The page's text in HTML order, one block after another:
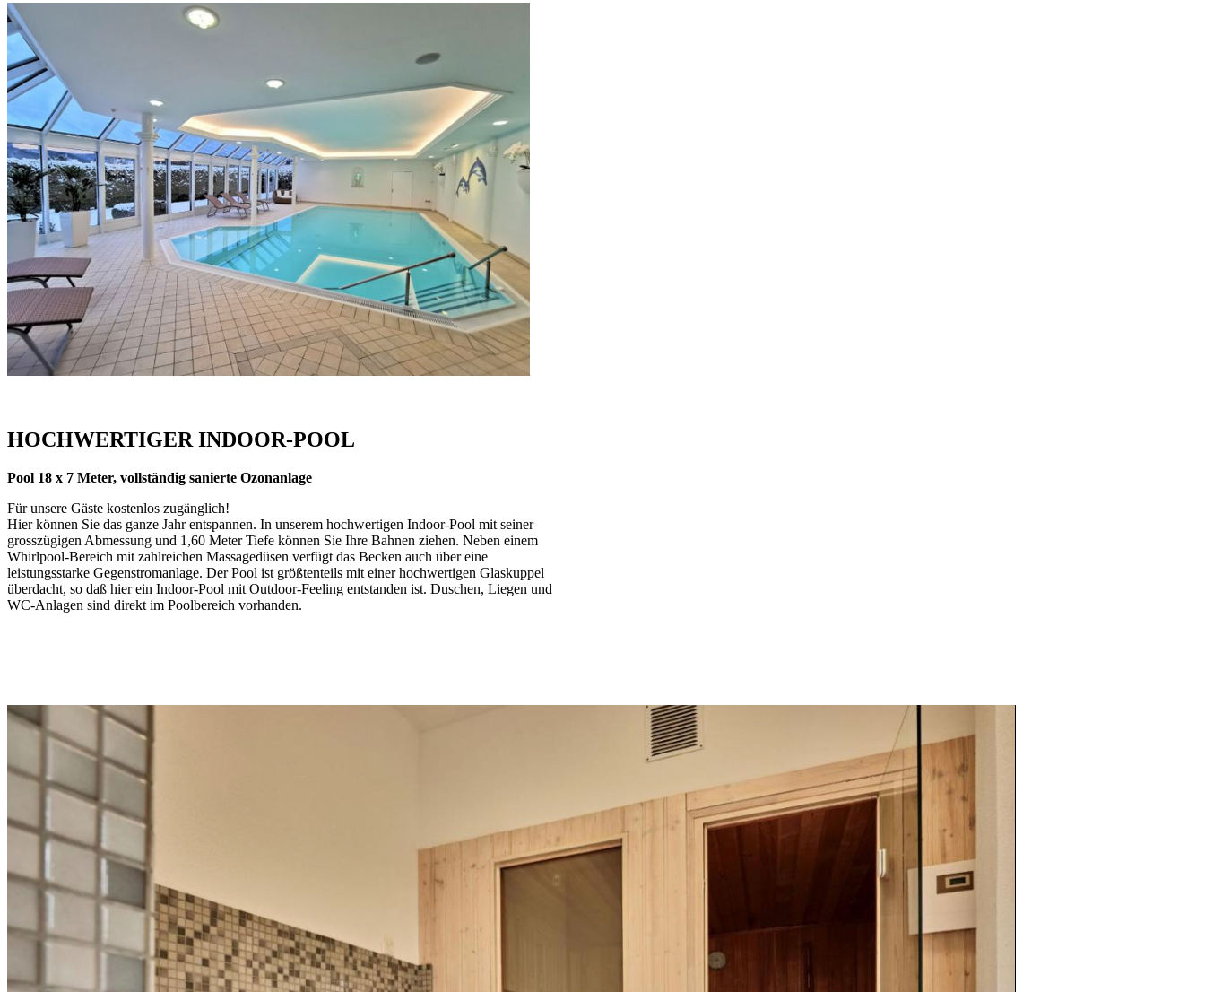
HOCHWERTIGER INDOOR-POOL
Pool 18 x 7 Meter, vollständig sanierte Ozonanlage
Für unsere Gäste kostenlos zugänglich!
Hier können Sie das ganze Jahr entspannen. In unserem hochwertigen Indoor-Pool mit seiner
grosszügigen Abmessung und 1,60 Meter Tiefe können Sie Ihre Bahnen ziehen. Neben einem
Whirlpool-Bereich mit zahlreichen Massagedüsen verfügt das Becken auch über eine
leistungsstarke Gegenstromanlage. Der Pool ist größtenteils mit einer hochwertigen Glaskuppel
überdacht, so daß hier ein Indoor-Pool mit Outdoor-Feeling entstanden ist. Duschen, Liegen und
WC-Anlagen sind direkt im Poolbereich vorhanden.